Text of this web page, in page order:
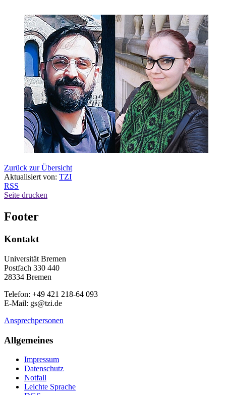
Zurück zur Übersicht
Aktualisiert von: TZI
RSS
Seite drucken
Footer
Kontakt
Universität Bremen
Postfach 330 440
28334 Bremen
Telefon: +49 421 218-64 093
E-Mail: gs@tzi.de
Ansprechpersonen
Allgemeines
Impressum
Datenschutz
Notfall
Leichte Sprache